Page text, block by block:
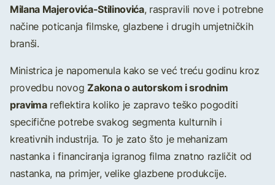
Milana Majerovića-Stilinovića, raspravili nove i potrebne
načine poticanja filmske, glazbene i drugih umjetničkih
branši.
Ministrica je napomenula kako se već treću godinu kroz
provedbu novogZakona o autorskom i srodnim
pravimareflektira koliko je zapravo teško pogoditi
specifične potrebe svakog segmenta kulturnih i
kreativnih industrija. To je zato što je mehanizam
nastanka i financiranja igranog filma znatno različit od
nastanka, na primjer, velike glazbene produkcije.